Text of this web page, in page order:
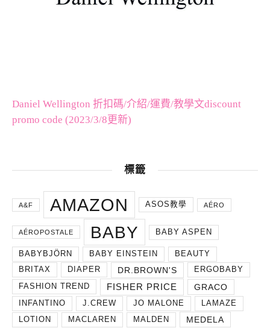
Daniel Wellington 折扣碼/介紹/運費/教學文discount
promo code (2023/3/8更新)
標籤
A&F AMAZON ASOS教學 AÉRO
AÉROPOSTALE BABY BABY ASPEN
BABYBJÖRN BABY EINSTEIN
BEAUTY
BRITAX
DIAPER DR.BROWN'S
ERGOBABY
FASHION TREND
FISHER PRICE GRACO
INFANTINO J.CREW JO MALONE
LAMAZE
LOTION
MACLAREN MALDEN MEDELA